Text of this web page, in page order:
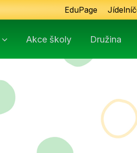
EduPage
Akce školy Družina